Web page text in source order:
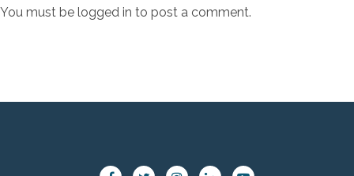
You must be logged in to post a comment.